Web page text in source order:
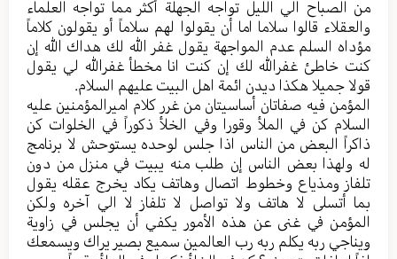
من الصباح الي الليل تواجه الجهلة أكثر مما تواجه العلماء
والعقلاء قالوا سلاما اما أن يقولوا لهم سلاماً أو يقولون كلاماً
مؤداه السلم عدم المواجهة يقول غفر الله لك هداك الله إن
كنت خاطئ غفرالله لك إن كنت انا مخطأ غفرالله لي يقول
قولا جميلا هكذا ديدن ائمة اهل البيت عليهم السلام.
المؤمن فيه صفاتان أساسيتان من غرر كلام اميرالمؤمنين عليه
السلام كن في الملأ وقورا وفي الخلأ ذكوراً في الخلوات كن
ذاكراً البعض من الناس اذا جلس لوحده يستوحش لا برنامج
له ولهذا بعض الناس إن طلب منه يبيت في منزل من دون
تلفاز ومذياع وخطوط اتصال وهاتف يكاد يخرج عقله يقول
بما أتسلى لا هاتف ولا تواصل لا تلفاز لا الي آخره ولكن
المؤمن في غنى عن هذه الأمور يكفي أن يجلس في زاوية
ويناجي ربه يكلم ربه رب العالمين سميع بصير يراك ويسمعك